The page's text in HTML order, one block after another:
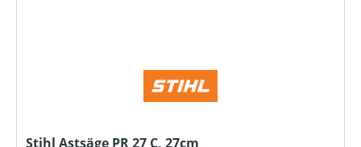
Stihl Astsäge PR 27 C, 27cm